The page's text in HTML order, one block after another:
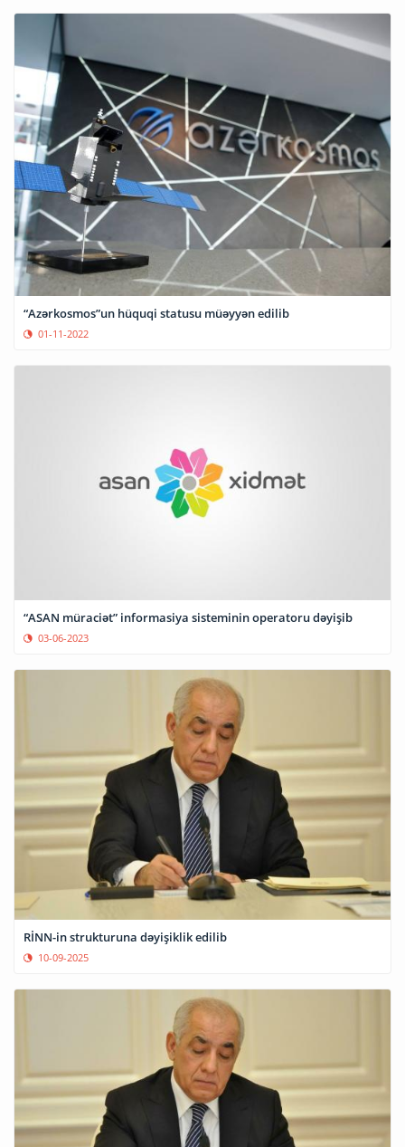
“Azərkosmos”un hüquqi statusu müəyyən edilib
01-11-2022
“ASAN müraciət” informasiya sisteminin operatoru dəyişib
03-06-2023
RİNN-in strukturuna dəyişiklik edilib
10-09-2025